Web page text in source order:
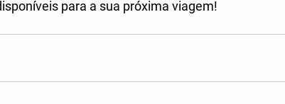
para a sua próxima viagem!